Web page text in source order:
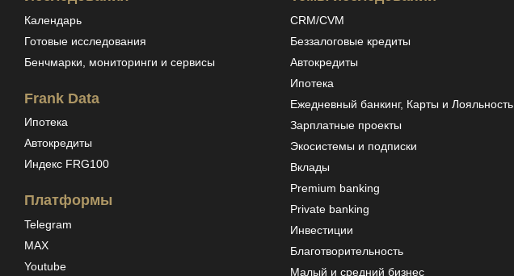
Календарь
Готовые исследования
Бенчмарки, мониторинги и сервисы
Frank Data
Ипотека
Автокредиты
Индекс FRG100
Платформы
Telegram
MAX
Youtube
CRM/CVM
Беззалоговые кредиты
Автокредиты
Ипотека
Ежедневный банкинг, Карты и Лояльность
Зарплатные проекты
Экосистемы и подписки
Вклады
Premium banking
Private banking
Инвестиции
Благотворительность
Малый и средний бизнес